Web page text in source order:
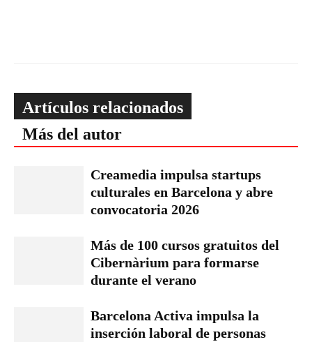
Artículos relacionados
Más del autor
Creamedia impulsa startups
culturales en Barcelona y abre
convocatoria 2026
Más de 100 cursos gratuitos del
Cibernàrium para formarse
durante el verano
Barcelona Activa impulsa la
inserción laboral de personas